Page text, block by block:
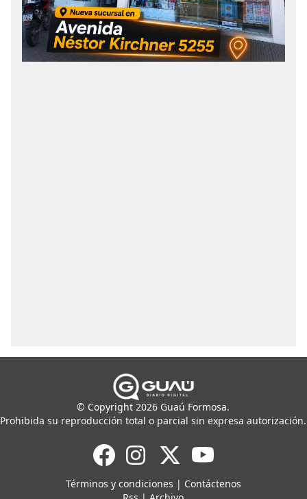
© Copyright 2026 Guaú Formosa.
Prohibida su reproducción total o parcial sin expresa autorización.
Términos y condiciones | Contáctenos